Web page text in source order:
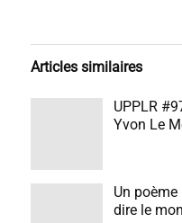
Articles similaires
UPPLR
Yvon Le
Un
dire le